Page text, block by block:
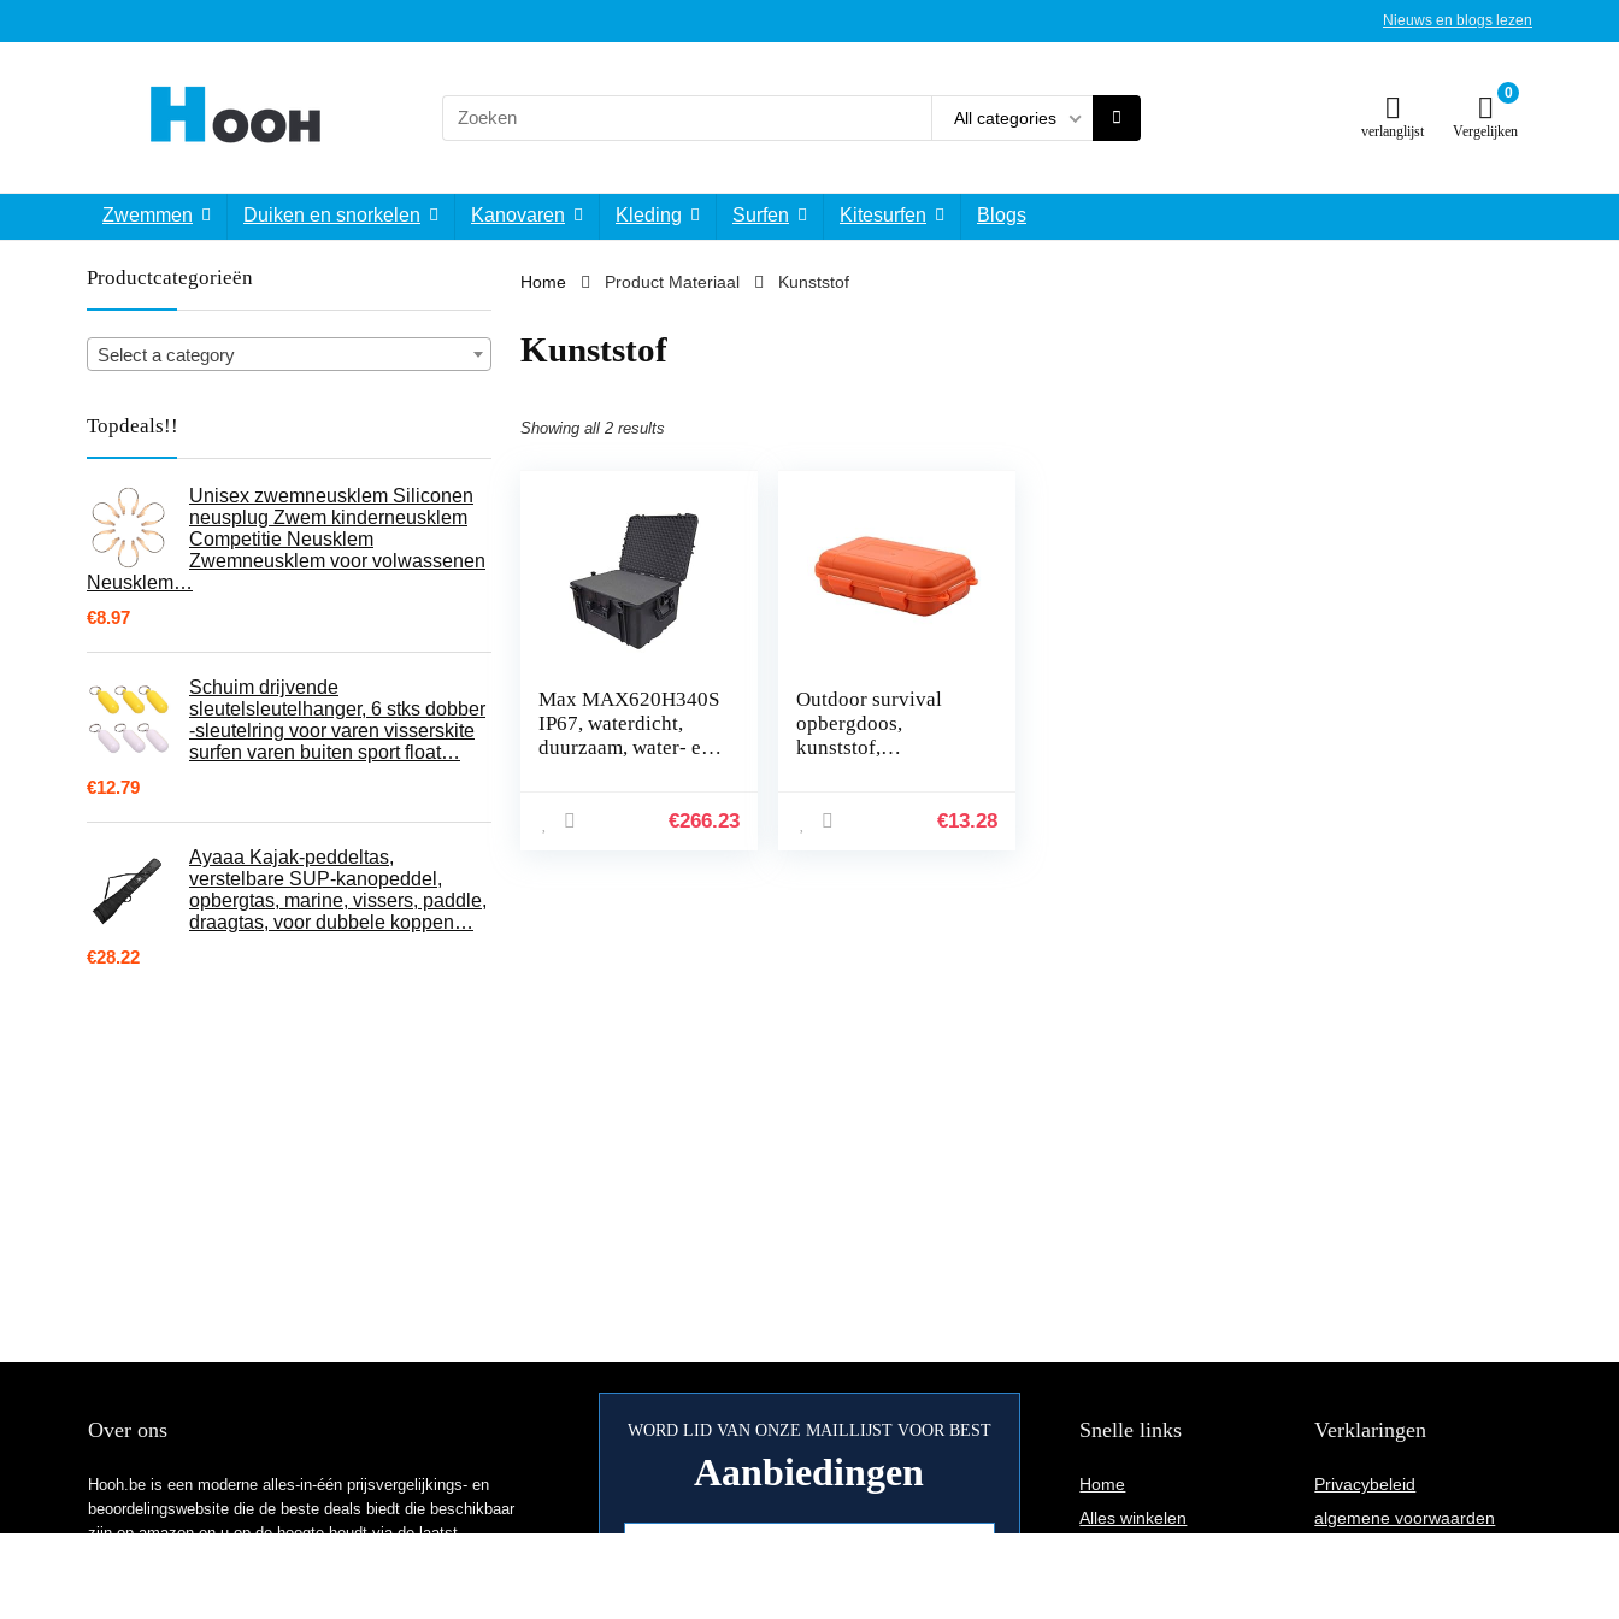
Nieuws en blogs lezen
Search
for:
All categories
verlanglijst
0
Vergelijken
Zwemmen Duiken en snorkelen Kanovaren Kleding Surfen Kitesurfen Blogs
Productcategorieën
Select a category
Topdeals!!
Unisex zwemneusklem Siliconen
neusplug Zwem kinderneusklem
Competitie Neusklem
Zwemneusklem voor volwassenen
Neusklem…
€8.97
Schuim drijvende
sleutelsleutelhanger, 6 stks dobber
-sleutelring voor varen visserskite
surfen varen buiten sport float…
€12.79
Ayaaa Kajak-peddeltas,
verstelbare SUP-kanopeddel,
opbergtas, marine, vissers, paddle,
draagtas, voor dubbele koppen…
€28.22
Home Product Materiaal ‎Kunststof
‎Kunststof
Showing all 2 results
Max MAX620H340S
IP67, waterdicht,
duurzaam, water- en
box/trekgreep van
€266.23
Outdoor survival
opbergdoos,
kunststof,
luchtdicht, draagbox
€13.28
Over ons
Hooh.be is een moderne alles-in-één prijsvergelijkings- en
beoordelingswebsite die de beste deals biedt die beschikbaar
zijn op amazon en u op de hoogte houdt via de laatst
WORD LID VAN ONZE MAILLIJST VOOR BEST
Aanbiedingen
Snelle links
Home
Alles winkelen
Verklaringen
Privacybeleid
algemene voorwaarden